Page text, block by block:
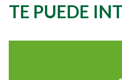
TE PUEDE